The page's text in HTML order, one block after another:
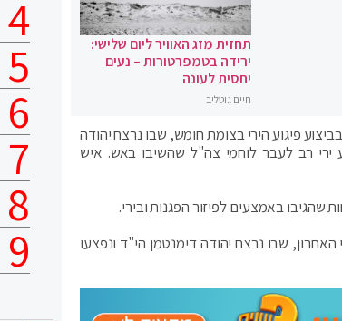
תחזית מזג האוויר ליום שלישי:
ירידה בטמפרטורות – נעים
יחסית לעונה
חיים גוטליב
פיגוע הירי בצומת חומש, שבו נרצח יהודה
ירי רב לעבר לוחמי צה"ל שהשיבו באש. איש
באמצעים לפיזור הפגנות ובירי.
שבו נרצח יהודה דימנטמן הי"ד ונפצעו